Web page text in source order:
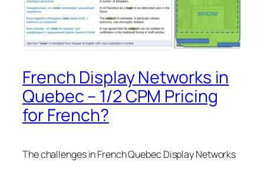
French Display Networks in
Quebec – 1/2 CPM Pricing
for French?
The challenges in French Quebec Display Networks